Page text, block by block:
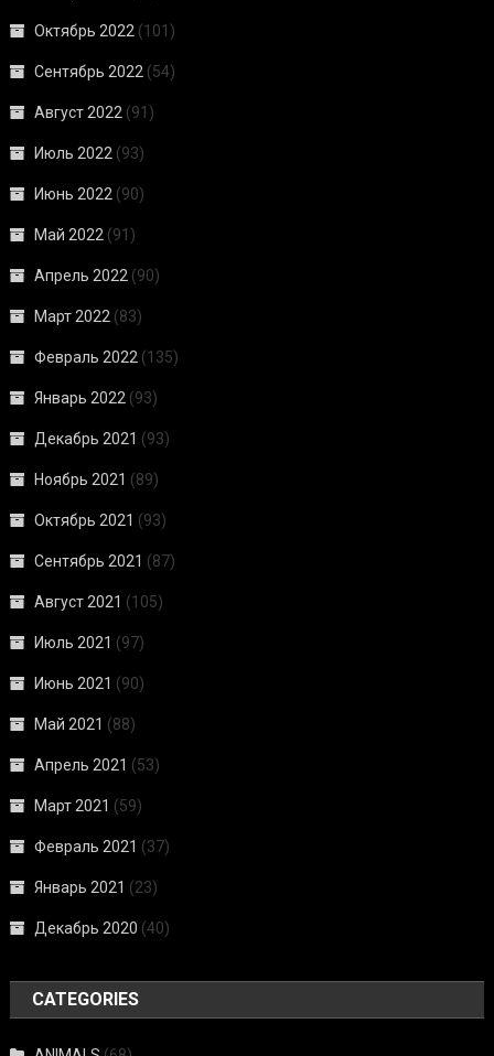
Октябрь 2022 (101)
Сентябрь 2022 (54)
Август 2022 (91)
Июль 2022 (93)
Июнь 2022 (90)
Май 2022 (91)
Апрель 2022 (90)
Март 2022 (83)
Февраль 2022 (135)
Январь 2022 (93)
Декабрь 2021 (93)
Ноябрь 2021 (89)
Октябрь 2021 (93)
Сентябрь 2021 (87)
Август 2021 (105)
Июль 2021 (97)
Июнь 2021 (90)
Май 2021 (88)
Апрель 2021 (53)
Март 2021 (59)
Февраль 2021 (37)
Январь 2021 (23)
Декабрь 2020 (40)
CATEGORIES